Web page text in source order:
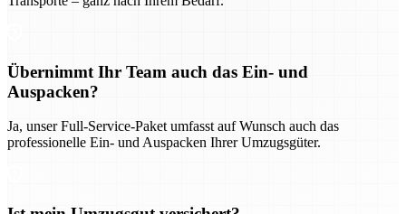
Übernimmt Ihr Team auch das Ein- und
Auspacken?
Ja, unser Full-Service-Paket umfasst auf Wunsch auch das
professionelle Ein- und Auspacken Ihrer Umzugsgüter.